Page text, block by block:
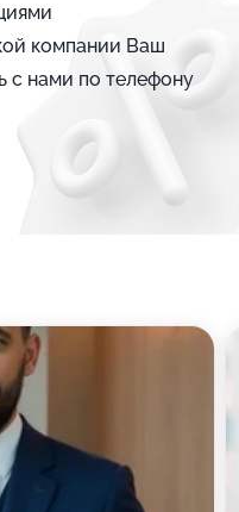
компании Ваш
с нами по телефону